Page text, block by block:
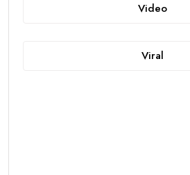
Video
Viral